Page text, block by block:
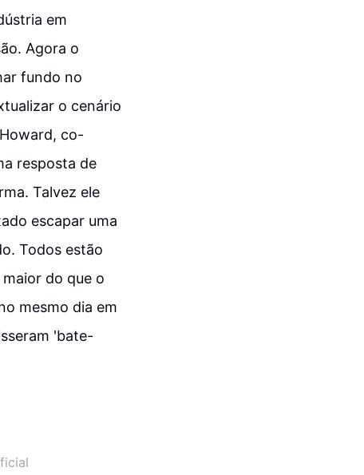
em
Agora o
fundo no
o cenário
co-
resposta de
Talvez ele
escapar uma
Todos estão
do que o
mesmo dia em
'bate-